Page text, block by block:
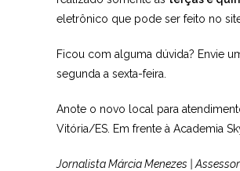
eletrônico que pode ser feito no
Ficou com alguma dúvida? Envie
segunda a sexta-feira.
Anote o novo local para
Vitória/ES. Em frente à Academia
Jornalista Márcia Menezes |